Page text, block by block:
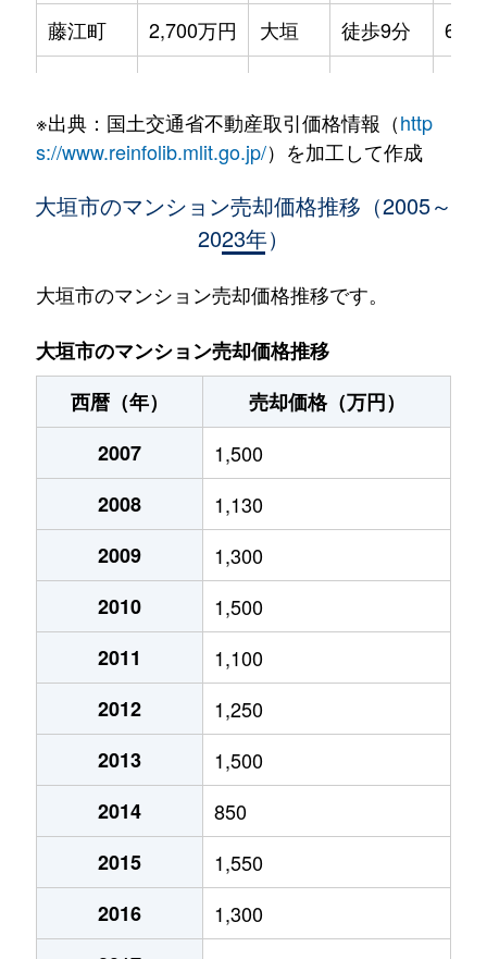
藤江町
2,700万円 大垣 徒歩9分
見取町
1,700万円 大垣 徒歩4分
1,000万円 大垣
※出典：国土交通省不動産取引価格情報（http
s://www.reinfolib.mlit.go.jp/）を加工して作成
大垣市のマンション売却価格推移（2005～
2023年）
大垣市のマンション売却価格推移です。
大垣市のマンション売却価格推移
西暦（年）
売却価格（万円）
2007
1,500
2008
1,130
2009
1,300
2010
1,500
2011
1,100
2012
1,250
2013
1,500
2014
850
2015
1,550
2016
1,300